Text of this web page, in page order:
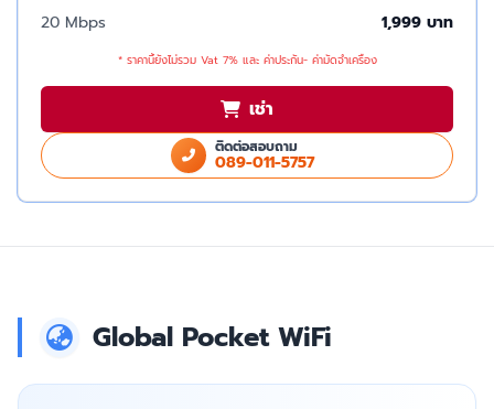
20 Mbps
1,999 บาท
* ราคานี้ยังไม่รวม Vat 7% และ ค่าประกัน- ค่ามัดจำเครื่อง
เช่า
ติดต่อสอบถาม
089-011-5757
Global Pocket WiFi